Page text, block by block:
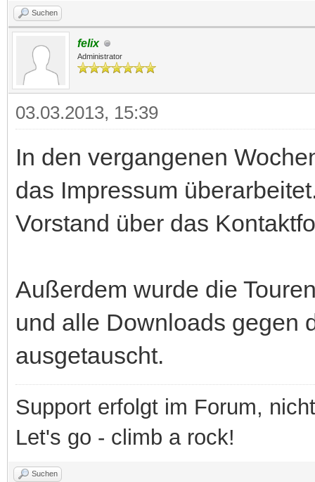
Suchen
felix
Administrator
03.03.2013, 15:39
In den vergangenen
das Impressum
Vorstand über das
Außerdem wurde die
und alle Downloads gegen
ausgetauscht.
Support erfolgt im Forum,
Let's go - climb a rock!
Suchen